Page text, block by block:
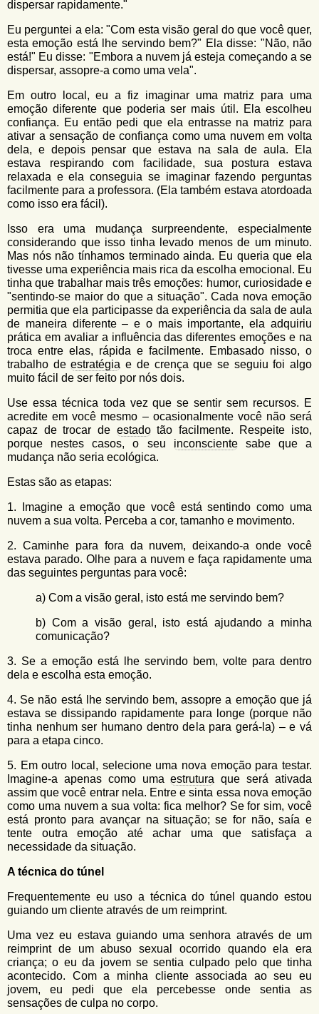
dispersar rapidamente."
Eu perguntei a ela: "Com esta visão geral do que você quer,
esta emoção está lhe servindo bem?" Ela disse: "Não, não
está!" Eu disse: "Embora a nuvem já esteja começando a se
dispersar, assopre-a como uma vela".
Em outro local, eu a fiz imaginar uma matriz para uma
emoção diferente que poderia ser mais útil. Ela escolheu
confiança. Eu então pedi que ela entrasse na matriz para
ativar a sensação de confiança como uma nuvem em volta
dela, e depois pensar que estava na sala de aula. Ela
estava respirando com facilidade, sua postura estava
relaxada e ela conseguia se imaginar fazendo perguntas
facilmente para a professora. (Ela também estava atordoada
como isso era fácil).
Isso era uma mudança surpreendente, especialmente
considerando que isso tinha levado menos de um minuto.
Mas nós não tínhamos terminado ainda. Eu queria que ela
tivesse uma experiência mais rica da escolha emocional. Eu
tinha que trabalhar mais três emoções: humor, curiosidade e
"sentindo-se maior do que a situação". Cada nova emoção
permitia que ela participasse da experiência da sala de aula
de maneira diferente – e o mais importante, ela adquiriu
prática em avaliar a influência das diferentes emoções e na
troca entre elas, rápida e facilmente. Embasado nisso, o
trabalho deestratégia e de crença que se seguiu foi algo
muito fácil de ser feito por nós dois.
Use essa técnica toda vez que se sentir sem recursos. E
acredite em você mesmo – ocasionalmente você não será
capaz de trocar de estadotão facilmente. Respeite isto,
porque nestes casos, o seu inconscientesabe que a
mudança não seria ecológica.
Estas são as etapas:
1. Imagine a emoção que você está sentindo como uma
nuvem a sua volta. Perceba a cor, tamanho e movimento.
2. Caminhe para fora da nuvem, deixando-a onde você
estava parado. Olhe para a nuvem e faça rapidamente uma
das seguintes perguntas para você:
a) Com a visão geral, isto está me servindo bem?
b) Com a visão geral, isto está ajudando a minha
comunicação?
3. Se a emoção está lhe servindo bem, volte para dentro
dela e escolha esta emoção.
4. Se não está lhe servindo bem, assopre a emoção que já
estava se dissipando rapidamente para longe (porque não
tinha nenhum ser humano dentro dela para gerá-la) – e vá
para a etapa cinco.
5. Em outro local, selecione uma nova emoção para testar.
Imagine-a apenas como umaestrutura que será ativada
assim que você entrar nela. Entre e sinta essa nova emoção
como uma nuvem a sua volta: fica melhor? Se for sim, você
está pronto para avançar na situação; se for não, saía e
tente outra emoção até achar uma que satisfaça a
necessidade da situação.
A técnica do túnel
Frequentemente eu uso a técnica do túnel quando estou
guiando um cliente através de um reimprint.
Uma vez eu estava guiando uma senhora através de um
reimprint de um abuso sexual ocorrido quando ela era
criança; o eu da jovem se sentia culpado pelo que tinha
acontecido. Com a minha cliente associada ao seu eu
jovem, eu pedi que ela percebesse onde sentia as
sensações de culpa no corpo.